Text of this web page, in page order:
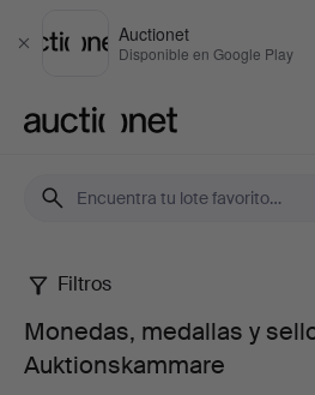
Cerrar
Auctionet
Disponible en Google Play
Monedas,
medallas
Filtros
Monedas, medallas y
Auktionskammare